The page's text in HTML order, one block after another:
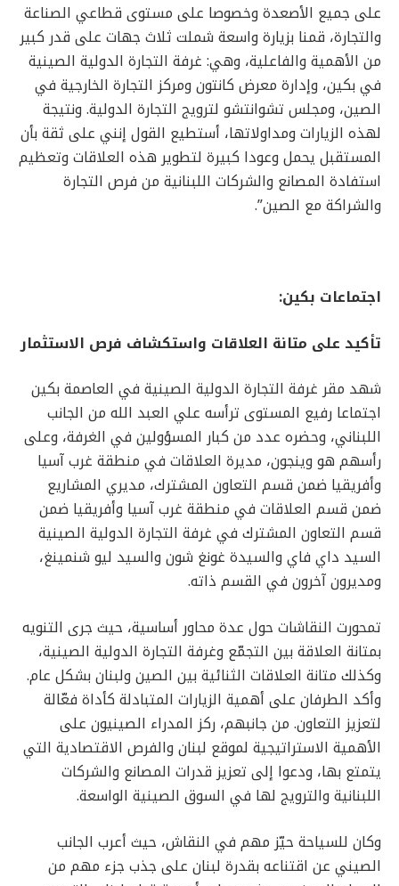
على جميع الأصعدة وخصوصا على مستوى قطاعي الصناعة
والتجارة، قمنا بزيارة واسعة شملت ثلاث جهات على قدر كبير
من الأهمية والفاعلية، وهي: غرفة التجارة الدولية الصينية
في بكين، وإدارة معرض كانتون ومركز التجارة الخارجية في
الصين، ومجلس تشوانتشو لترويج التجارة الدولية. ونتيجة
لهذه الزيارات ومداولاتها، أستطيع القول إنني على ثقة بأن
المستقبل يحمل وعودا كبيرة لتطوير هذه العلاقات وتعظيم
استفادة المصانع والشركات اللبنانية من فرص التجارة
والشراكة مع الصين”.
اجتماعات بكين:
تأكيد على متانة العلاقات واستكشاف فرص الاستثمار
شهد مقر غرفة التجارة الدولية الصينية في العاصمة بكين
اجتماعا رفيع المستوى ترأسه علي العبد الله من الجانب
اللبناني، وحضره عدد من كبار المسؤولين في الغرفة، وعلى
رأسهم هو وينجون، مديرة العلاقات في منطقة غرب آسيا
وأفريقيا ضمن قسم التعاون المشترك، مديري المشاريع
ضمن قسم العلاقات في منطقة غرب آسيا وأفريقيا ضمن
قسم التعاون المشترك في غرفة التجارة الدولية الصينية
السيد داي فاي والسيدة غونغ شون والسيد ليو شنمينغ،
ومديرون آخرون في القسم ذاته.
تمحورت النقاشات حول عدة محاور أساسية، حيث جرى التنويه
بمتانة العلاقة بين التجمّع وغرفة التجارة الدولية الصينية،
وكذلك متانة العلاقات الثنائية بين الصين ولبنان بشكل عام.
وأكد الطرفان على أهمية الزيارات المتبادلة كأداة فعّالة
لتعزيز التعاون. من جانبهم، ركز المدراء الصينيون على
الأهمية الاستراتيجية لموقع لبنان والفرص الاقتصادية التي
يتمتع بها، ودعوا إلى تعزيز قدرات المصانع والشركات
اللبنانية والترويج لها في السوق الصينية الواسعة.
وكان للسياحة حيّز مهم في النقاش، حيث أعرب الجانب
الصيني عن اقتناعه بقدرة لبنان على جذب جزء مهم من